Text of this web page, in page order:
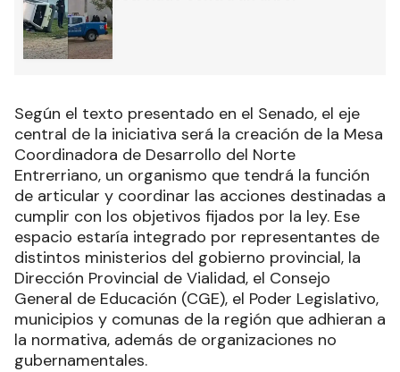
Según el texto presentado en el Senado, el eje
central de la iniciativa será la creación de la Mesa
Coordinadora de Desarrollo del Norte
Entrerriano, un organismo que tendrá la función
de articular y coordinar las acciones destinadas a
cumplir con los objetivos fijados por la ley. Ese
espacio estaría integrado por representantes de
distintos ministerios del gobierno provincial, la
Dirección Provincial de Vialidad, el Consejo
General de Educación (CGE), el Poder Legislativo,
municipios y comunas de la región que adhieran a
la normativa, además de organizaciones no
gubernamentales.